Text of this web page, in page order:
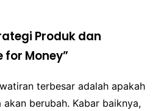
Produk dan
for Money”
terbesar adalah apakah
berubah. Kabar baiknya,